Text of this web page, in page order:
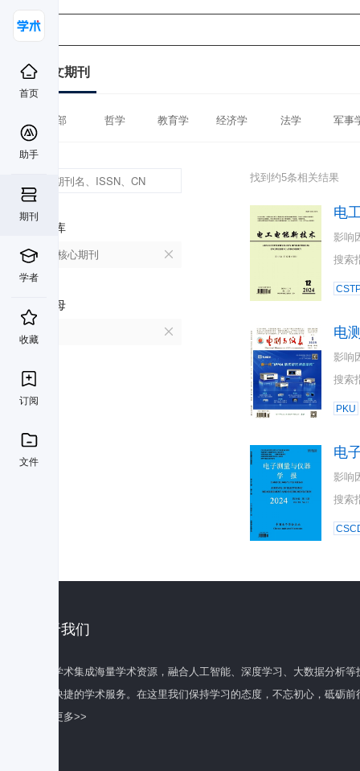
首页
助手
期刊
学者
收藏
订阅
文件
中文期刊
全部 哲学 教育学 经济学 法学 军事
数据库
北大核心期刊
首字母
找到约5条相关结果
电
影响
搜索
电
影响
搜索
PKU
电
影响
搜索
关于我们
百度学术集成海量学术资源，融合人工智能、深度学习、大数据分析
全面快捷的学术服务。在这里我们保持学习的态度，不忘初心，砥砺前
了解更多>>